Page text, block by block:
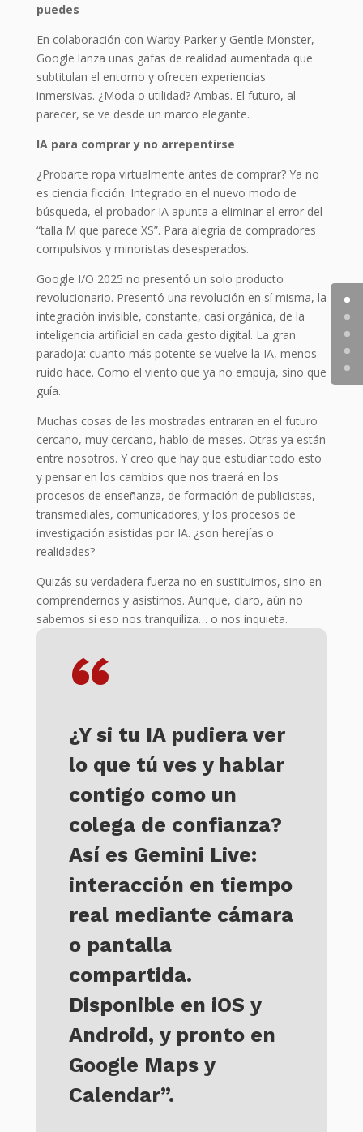
puedes
En colaboración con Warby Parker y Gentle Monster,
Google lanza unas gafas de realidad aumentada que
subtitulan el entorno y ofrecen experiencias
inmersivas. ¿Moda o utilidad? Ambas. El futuro, al
parecer, se ve desde un marco elegante.
IA para comprar y no arrepentirse
¿Probarte ropa virtualmente antes de comprar? Ya no
es ciencia ficción. Integrado en el nuevo modo de
búsqueda, el probador IA apunta a eliminar el error del
“talla M que parece XS”. Para alegría de compradores
compulsivos y minoristas desesperados.
Google I/O 2025 no presentó un solo producto
revolucionario. Presentó una revolución en sí misma, la
integración invisible, constante, casi orgánica, de la
inteligencia artificial en cada gesto digital. La gran
paradoja: cuanto más potente se vuelve la IA, menos
ruido hace. Como el viento que ya no empuja, sino que
guía.
Muchas cosas de las mostradas entraran en el futuro
cercano, muy cercano, hablo de meses. Otras ya están
entre nosotros. Y creo que hay que estudiar todo esto
y pensar en los cambios que nos traerá en los
procesos de enseñanza, de formación de publicistas,
transmediales, comunicadores; y los procesos de
investigación asistidas por IA. ¿son herejías o
realidades?
Quizás su verdadera fuerza no en sustituirnos, sino en
comprendernos y asistirnos. Aunque, claro, aún no
sabemos si eso nos tranquiliza… o nos inquieta.
“
¿Y si tu IA pudiera ver
lo que tú ves y hablar
contigo como un
colega de confianza?
Así es Gemini Live:
interacción en tiempo
real mediante cámara
o pantalla
compartida.
Disponible en iOS y
Android, y pronto en
Google Maps y
Calendar”.